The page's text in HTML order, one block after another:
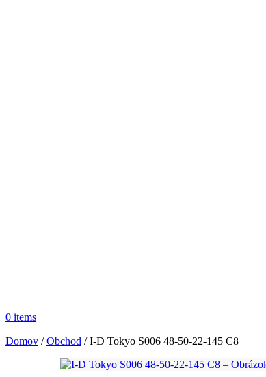
0 items
Domov /Obchod /I-D Tokyo S006 48-50-22-145 C8